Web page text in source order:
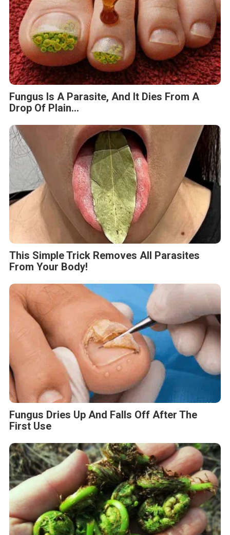
Fungus Is A Parasite, And It Dies From A
Drop Of Plain...
This Simple Trick Removes All Parasites
From Your Body!
Fungus Dries Up And Falls Off After The
First Use